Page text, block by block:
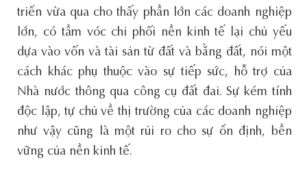
triển vừa qua cho thấy phần lớn các doanh nghiệp
lớn, có tầm vóc chi phối nền kinh tế lại chủ yếu
dựa vào vốn và tài sản từ đất và bằng đất, nói một
cách khác phụ thuộc vào sự tiếp sức, hỗ trợ của
Nhà nước thông qua công cụ đất đai. Sự kém tính
độc lập, tự chủ về thị trường của các doanh nghiệp
như vậy cũng là một rủi ro cho sự ổn định, bền
vững của nền kinh tế.